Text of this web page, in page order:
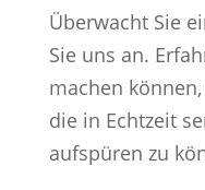
Überwacht Sie
Sie uns an.
machen
die in Echtzeit
aufspüren zu